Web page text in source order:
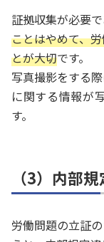
証拠収集が必要で
ことはやめて、
とが大切です。
写真撮影をする
に関する情報が
す。
（3）内部
労働問題の立証